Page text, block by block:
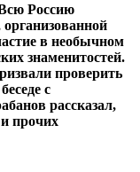
Россию
организованной
в необычном
знаменитостей.
проверить
с
рассказал,
прочих